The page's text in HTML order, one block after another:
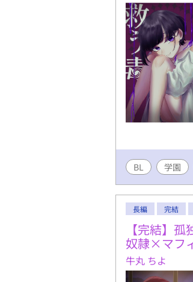
BL 学園
長編 完結
【完結】
奴隷×マフ
牛丸 ちよ